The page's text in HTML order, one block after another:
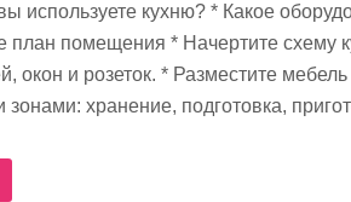
используете кухню? * Какое
план помещения * Начертите схему
окон и розеток. * Разместите
хранение, подготовка,